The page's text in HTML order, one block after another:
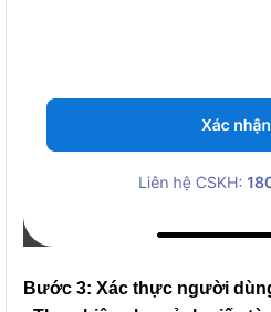
Bước 3: Xác thực người